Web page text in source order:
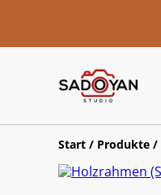
Start / Produkte /